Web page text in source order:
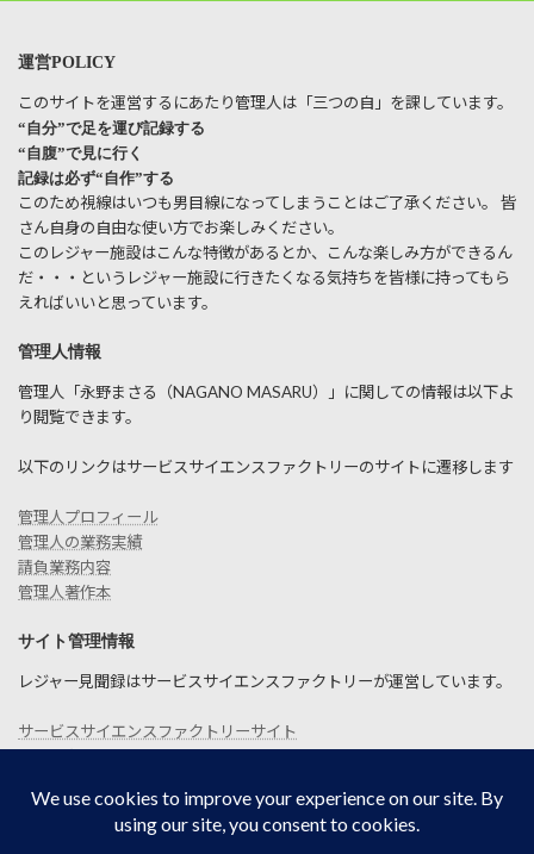
運営POLICY
このサイトを運営するにあたり管理人は「三つの自」を課しています。
“自分”で足を運び記録する
“自腹”で見に行く
記録は必ず“自作”する
このため視線はいつも男目線になってしまうことはご了承ください。 皆
さん自身の自由な使い方でお楽しみください。
このレジャー施設はこんな特徴があるとか、こんな楽しみ方ができるん
だ・・・というレジャー施設に行きたくなる気持ちを皆様に持ってもら
えればいいと思っています。
管理人情報
管理人「永野まさる（NAGANO MASARU）」に関しての情報は以下よ
り閲覧できます。
以下のリンクはサービスサイエンスファクトリーのサイトに遷移します
管理人プロフィール
管理人の業務実績
請負業務内容
管理人著作本
サイト管理情報
レジャー見聞録はサービスサイエンスファクトリーが運営しています。
サービスサイエンスファクトリーサイト
プライバシーポリシー